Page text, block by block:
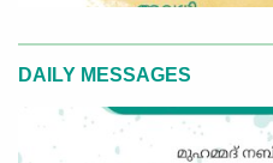
DAILY MESSAGES